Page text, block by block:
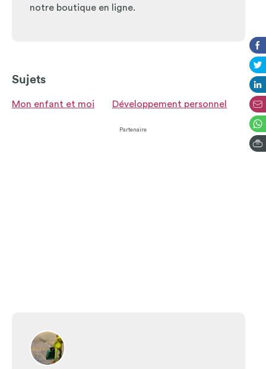
notre boutique en ligne.
Sujets
Mon enfant et moi Développement personnel
Partenaire